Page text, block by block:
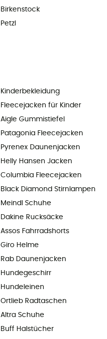
Birkenstock
Petzl
Kinderbekleidung
Fleecejacken für Kinder
Aigle Gummistiefel
Patagonia Fleecejacken
Pyrenex Daunenjacken
Helly Hansen Jacken
Columbia Fleecejacken
Black Diamond Stirnlampen
Meindl Schuhe
Dakine Rucksäcke
Assos Fahrradshorts
Giro Helme
Rab Daunenjacken
Hundegeschirr
Hundeleinen
Ortlieb Radtaschen
Altra Schuhe
Buff Halstücher